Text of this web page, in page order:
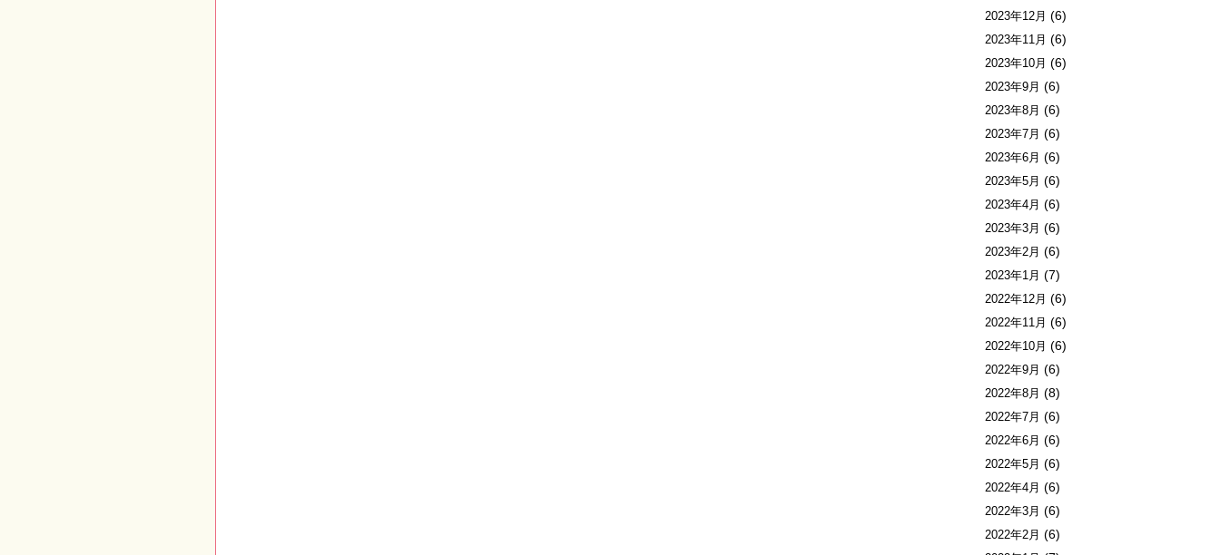
2023年12月 (6)
2023年11月 (6)
2023年10月 (6)
2023年9月 (6)
2023年8月 (6)
2023年7月 (6)
2023年6月 (6)
2023年5月 (6)
2023年4月 (6)
2023年3月 (6)
2023年2月 (6)
2023年1月 (7)
2022年12月 (6)
2022年11月 (6)
2022年10月 (6)
2022年9月 (6)
2022年8月 (8)
2022年7月 (6)
2022年6月 (6)
2022年5月 (6)
2022年4月 (6)
2022年3月 (6)
2022年2月 (6)